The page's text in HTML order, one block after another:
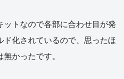
ットなので各部に合わせ目が発
ド化されているので、思ったほ
かったです。